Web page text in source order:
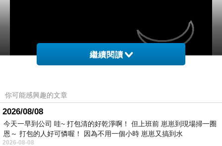
繼續閱讀
你可能感興趣的文章
2026/08/08
今天一早到公司 哇~ 打包清的好乾淨啊！ 但上班前 崽崽到現場掃一圈
恩～ 打包的人好可憐喔！ 因為不用一個小時 崽崽又搞到水
2026-08-08